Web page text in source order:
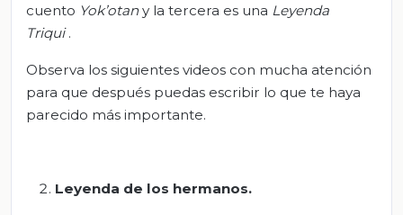
cuento Yok’otany la tercera es una Leyenda
Triqui.
Observa los siguientes videos con mucha atención
para que después puedas escribir lo que te haya
parecido más importante.
Leyenda de los hermanos.